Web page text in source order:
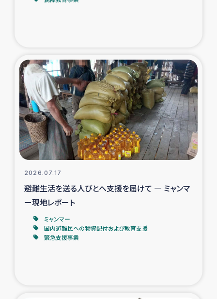
コーヒー生産者支援
アイナロ県マウベシ郡でのコーヒー畑改善事業
ベイルート大規模爆発被災者支援
女性の生計向上支援
アグロフォレストリー（カカオ）事業
2026.07.17
避難生活を送る人びとへ支援を届けて ― ミャンマ
ー現地レポート
ミャンマー
国内避難民への物資配付および教育支援
緊急支援事業